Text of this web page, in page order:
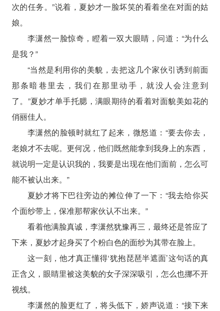
次的任务。”说着，夏妙才一脸坏笑的看着坐在对面的姑
娘。
李潇然一脸惊奇，瞪着一双大眼睛，问道：“为什么
是我？”
“当然是利用你的美貌，去把这几个家伙引诱到前面
那条暗巷里去，我们在那里动手，就没人会注意到
了。”夏妙才单手托腮，满眼期待的看着对面貌美如花的
俏丽佳人。
李潇然的脸顿时就红了起来，微怒道：“要去你去，
老娘才不去呢。更何况，他们既然能拿到我身上的东西，
就说明一定是认识我的，我要是出现在他们面前，怎么可
能不被认出来。”
夏妙才将下巴往旁边的摊位伸了一下：“我去给你买
个面纱带上，保准那帮家伙认不出来。”
看着他满脸真诚，李潇然犹豫再三，最终还是答应了
下来，夏妙才起身买了个粉白色的面纱为其带在脸上。
这一刻，他才真正懂得‘犹抱琵琶半遮面’这句话的真
正含义，眼睛里被这美貌的女子深深吸引，怎么也挪不开
视线。
李潇然的脸更红了，将头低下，娇声说道：“接下来